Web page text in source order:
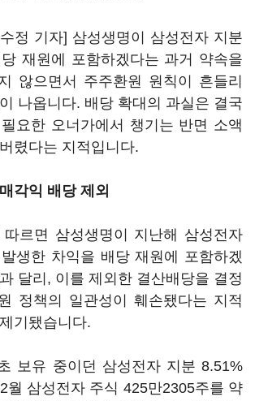
정 기자] 삼성생명이 삼성전자 지분
재원에 포함하겠다는 과거 약속을
않으면서 주주환원 원칙이 흔들리
나옵니다. 배당 확대의 과실은 결국
요한 오너가에서 챙기는 반면 소액
렸다는 지적입니다.
각익 배당 제외
르면 삼성생명이 지난해 삼성전자
생한 차익을 배당 재원에 포함하겠
달리, 이를 제외한 결산배당을 결정
정책의 일관성이 훼손됐다는 지적
기됐습니다.
보유 중이던 삼성전자 지분 8.51%
월 삼성전자 주식 425만2305주를 약